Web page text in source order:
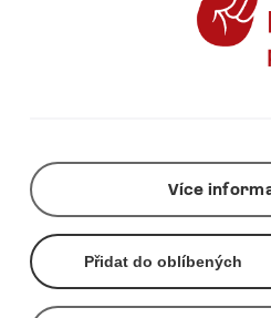
Více
Přidat do oblíbených